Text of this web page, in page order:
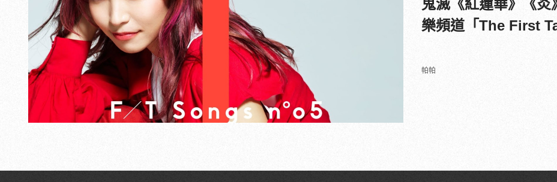
鬼滅《紅蓮華》《
樂頻道「The First
帕帕